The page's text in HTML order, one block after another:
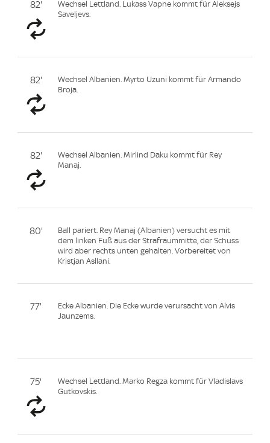
82'
Wechsel Lettland. Lukass Vapne kommt für Aleksejs
Saveljevs.
82'
Wechsel Albanien. Myrto Uzuni kommt für Armando
Broja.
82'
Wechsel Albanien. Mirlind Daku kommt für Rey
Manaj.
80'
Ball pariert. Rey Manaj (Albanien) versucht es mit
dem linken Fuß aus der Strafraummitte, der Schuss
wird aber rechts unten gehalten. Vorbereitet von
Kristjan Asllani.
77'
Ecke Albanien. Die Ecke wurde verursacht von Alvis
Jaunzems.
75'
Wechsel Lettland. Marko Regza kommt für Vladislavs
Gutkovskis.